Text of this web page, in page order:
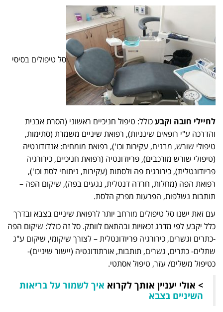
סל טיפולים בסיסי
לחיילי חובה וקבעכולל: טיפול חניכיים ראשוני (הסרת אבנית
והדרכה ע"י רופאים שינניות), רפואת שיניים משמרת (סתימות,
טיפולי שורש, מבנים, עקירות וכו'), רפואת מומחים: אנדודונטיה
(טיפולי שורש מורכבים), פריודונטיה (רפואת חניכיים, כירורגיה
פריודונטלית), כירורגית פה ולסתות (עקירות, ניתוחי לסת וכו'),
רפואת הפה (מחלות, חרדה דנטלית, נגעים בפה), שיקום הפה –
תותבות נשלפות, הפרעות מפרק הלסת.
עם זאת ישנו סל טיפולים מורחב יותר לרפואת שיניים בצבא ובדרך
כלל יקבע לפי מדרג זכאויות ובהתאם לוותק. סל זה כולל: שיקום הפה
-כתרים וגשרים, כירורגיה פריודונטלית – לצורך שיקומי, שיקום ע"ג
שתלים- כתרים, גשרים, תותבות, אורתודונטיה (יישור שיניים)-
כטיפול משלים/ עזר, טיפול אסתטי.
> אולי יעניין אותך לקרוא איך לשמור על בריאות
השיניים בצבא